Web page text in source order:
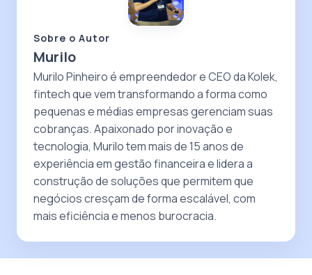
Sobre o Autor
Murilo
Murilo Pinheiro é empreendedor e CEO da Kolek,
fintech que vem transformando a forma como
pequenas e médias empresas gerenciam suas
cobranças. Apaixonado por inovação e
tecnologia, Murilo tem mais de 15 anos de
experiência em gestão financeira e lidera a
construção de soluções que permitem que
negócios cresçam de forma escalável, com
mais eficiência e menos burocracia.